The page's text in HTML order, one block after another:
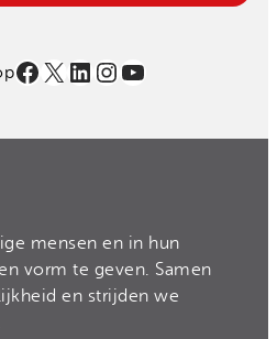
Facebook
X LinkedIn
Instagram
YouTube
mensen en in hun
vorm te geven. Samen
en strijden we